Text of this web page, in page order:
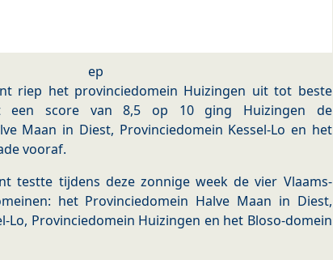
ep
riep het provinciedomein Huizingen uit tot beste
een score van 8,5 op 10 ging Huizingen de
Maan in Diest, Provinciedomein Kessel-Lo en het
vooraf.
testte tijdens deze zonnige week de vier Vlaams-
het Provinciedomein Halve Maan in Diest,
Lo, Provinciedomein Huizingen en het Bloso-domein